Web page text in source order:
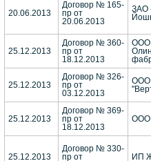
20.06.2013
Договор № 165-
пр от
20.06.2013
ЗАО
25.12.2013
Договор № 360-
пр от
18.12.2013
ООО
25.12.2013
Договор № 326-
пр от
03.12.2013
ООО
25.12.2013
Договор № 369-
пр от
18.12.2013
ООО
25.12.2013
Договор № 330-
пр от
ИП